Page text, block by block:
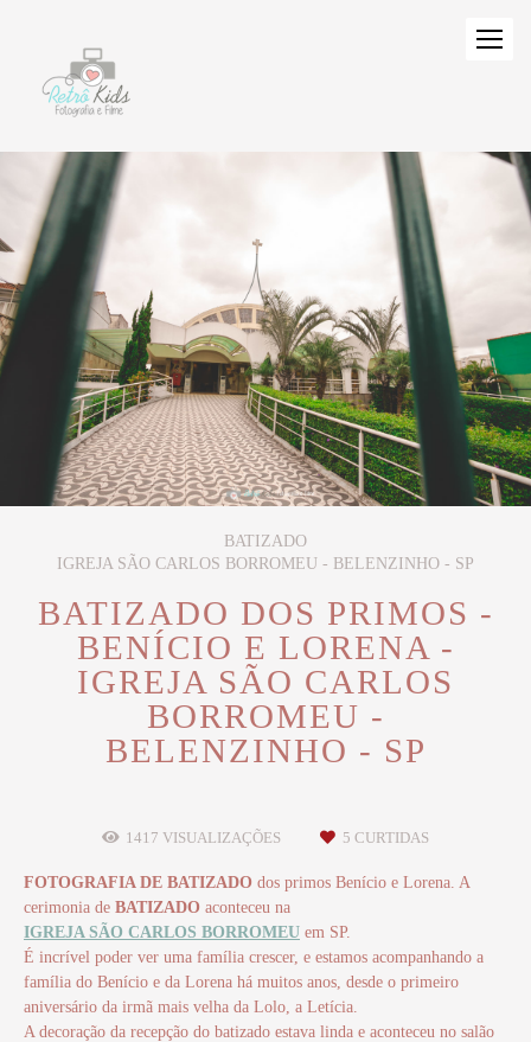
BATIZADO
IGREJA SÃO CARLOS BORROMEU - BELENZINHO - SP
BATIZADO DOS PRIMOS -
BENÍCIO E LORENA -
IGREJA SÃO CARLOS
BORROMEU -
BELENZINHO - SP
1417 VISUALIZAÇÕES 5 CURTIDAS
FOTOGRAFIA DE BATIZADO dos primos Benício e Lorena. A
cerimonia de BATIZADO aconteceu na
IGREJA SÃO CARLOS BORROMEU em SP.
É incrível poder ver uma família crescer, e estamos acompanhando a
família do Benício e da Lorena há muitos anos, desde o primeiro
aniversário da irmã mais velha da Lolo, a Letícia.
A decoração da recepção do batizado estava linda e aconteceu no salão